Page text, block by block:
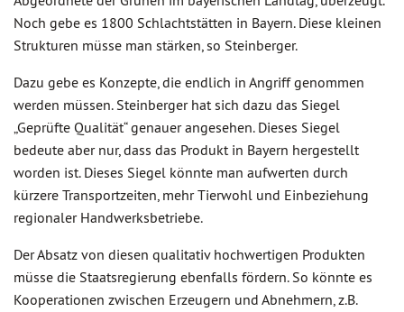
Noch gebe es 1800 Schlachtstätten in Bayern. Diese kleinen
Strukturen müsse man stärken, so Steinberger.
Dazu gebe es Konzepte, die endlich in Angriff genommen
werden müssen. Steinberger hat sich dazu das Siegel
„Geprüfte Qualität“ genauer angesehen. Dieses Siegel
bedeute aber nur, dass das Produkt in Bayern hergestellt
worden ist. Dieses Siegel könnte man aufwerten durch
kürzere Transportzeiten, mehr Tierwohl und Einbeziehung
regionaler Handwerksbetriebe.
Der Absatz von diesen qualitativ hochwertigen Produkten
müsse die Staatsregierung ebenfalls fördern. So könnte es
Kooperationen zwischen Erzeugern und Abnehmern, z.B.